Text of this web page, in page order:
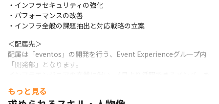
・インフラセキュリティの強化
・パフォーマンスの改善
・インフラ全般の課題抽出と対応戦略の立案
＜配属先＞
配属は「eventos」の開発を行う、Event Experienceグループ内
「開発部」となります。
もっと見る